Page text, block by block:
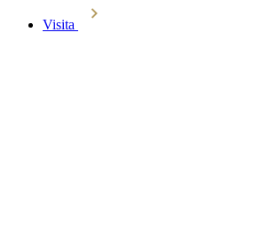
Visita